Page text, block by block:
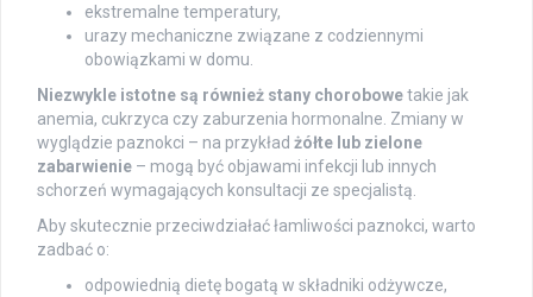
ekstremalne temperatury,
urazy mechaniczne związane z codziennymi
obowiązkami w domu.
Niezwykle istotne są również stany chorobowetakie jak
anemia, cukrzyca czy zaburzenia hormonalne. Zmiany w
wyglądzie paznokci – na przykład żółte lub zielone
zabarwienie – mogą być objawami infekcji lub innych
schorzeń wymagających konsultacji ze specjalistą.
Aby skutecznie przeciwdziałać łamliwości paznokci, warto
zadbać o:
odpowiednią dietę bogatą w składniki odżywcze,